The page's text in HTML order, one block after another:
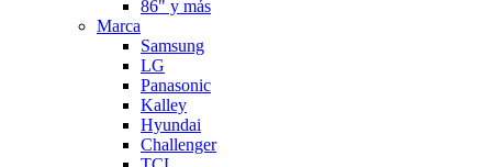
86" y más
Marca
Samsung
LG
Panasonic
Kalley
Hyundai
Challenger